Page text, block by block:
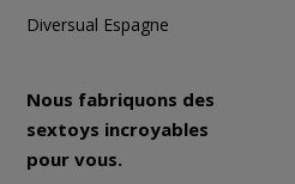
Diversual Espagne
Nous fabriquons des
sextoys incroyables
pour vous.